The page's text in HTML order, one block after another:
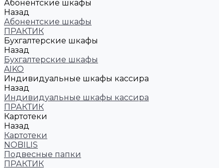
Абонентские шкафы
Назад
Абонентские шкафы
ПРАКТИК
Бухгалтерские шкафы
Назад
Бухгалтерские шкафы
AIKO
Индивидуальные шкафы кассира
Назад
Индивидуальные шкафы кассира
ПРАКТИК
Картотеки
Назад
Картотеки
NOBILIS
Подвесные папки
ПРАКТИК